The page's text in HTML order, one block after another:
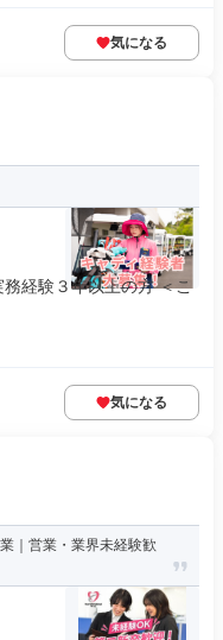
気になる
経験３年以上の方 ＜こ
気になる
｜営業・業界未経験歓